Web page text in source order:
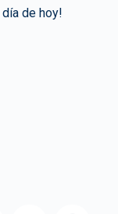
de hoy!